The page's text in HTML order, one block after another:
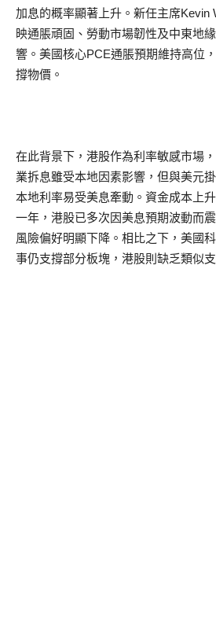
加息的概率顯著上升。新任主席Kevin
映通脹頑固、勞動市場韌性及中東地
響。美國核心PCE通脹預期維持高位
撐物價。
在此背景下，港股作為利率敏感市場
業拆息雖受本地因素影響，但與美元
本地利率易受美息牽動。資金成本上
一年，港股已多次因美息預期波動而
風險偏好明顯下降。相比之下，美國
事仍支撐部分板塊，港股則缺乏類似支